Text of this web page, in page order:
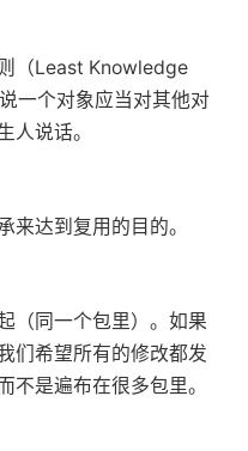
（Least Knowledge
一个对象应当对其他对
人说话。
来达到复用的目的。
（同一个包里）。如果
们希望所有的修改都发
不是遍布在很多包里。